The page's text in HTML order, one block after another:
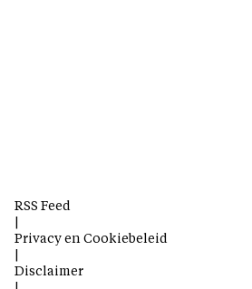
RSS Feed
Privacy en Cookiebeleid
Disclaimer